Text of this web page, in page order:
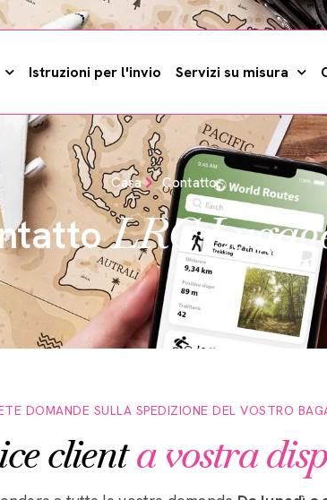
Istruzioni per l'invio Servizi su misura
Casa Contatto
LRC
DOMANDE SULLA SPEDIZIONE DEL VOSTRO
clienta vostra